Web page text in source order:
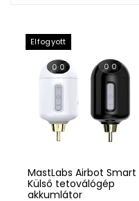
Elfogyott
MastLabs Airbot Smart
Külső tetoválógép
akkumlátor